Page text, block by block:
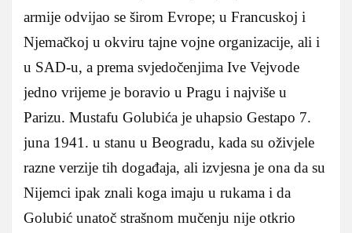
armije odvijao se širom Evrope; u Francuskoj i
Njemačkoj u okviru tajne vojne organizacije, ali i
u SAD-u, a prema svjedočenjima Ive Vejvode
jedno vrijeme je boravio u Pragu i najviše u
Parizu. Mustafu Golubića je uhapsio Gestapo 7.
juna 1941. u stanu u Beogradu, kada su oživjele
razne verzije tih događaja, ali izvjesna je ona da su
Nijemci ipak znali koga imaju u rukama i da
Golubić unatoč strašnom mučenju nije otkrio